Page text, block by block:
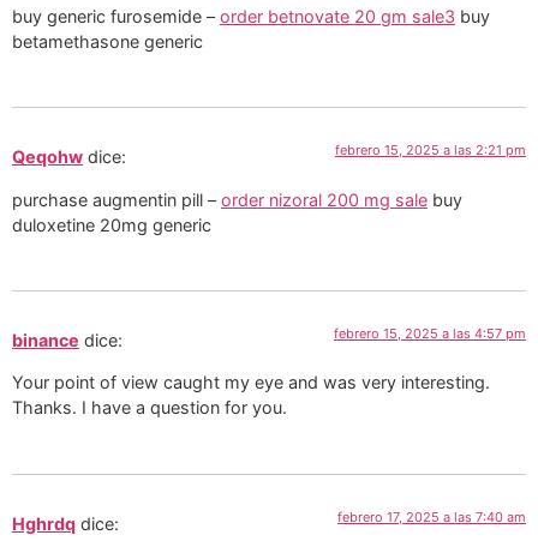
buy generic furosemide –order betnovate 20 gm sale3 buy
betamethasone generic
Qeqohw dice: febrero 15, 2025 a las 2:21 pm
purchase augmentin pill –order nizoral 200 mg sale buy
duloxetine 20mg generic
binance dice: febrero 15, 2025 a las 4:57 pm
Your point of view caught my eye and was very interesting.
Thanks. I have a question for you.
Hghrdq dice: febrero 17, 2025 a las 7:40 am